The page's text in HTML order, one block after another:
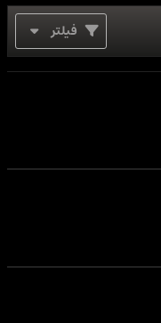
فیلتر